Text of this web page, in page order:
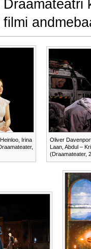
Draamateatri
filmi
Irina
Oliver
Laan, Abdul –
(Draamateater,